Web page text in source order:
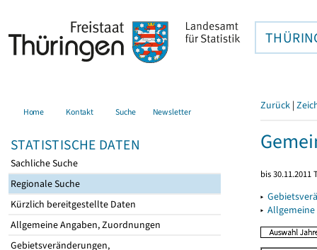
Home Kontakt Suche Newsletter
STATISTISCHE DATEN
Sachliche Suche
Regionale Suche
Kürzlich bereitgestellte Daten
Allgemeine Angaben, Zuordnungen
Gebietsveränderungen,
Zurück |
bis 30.11.2011
▸
▸